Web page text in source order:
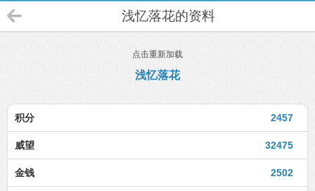
浅忆落花的资料
点击重新加载
浅忆落花
2457
积分
32475
威望
2502
金钱